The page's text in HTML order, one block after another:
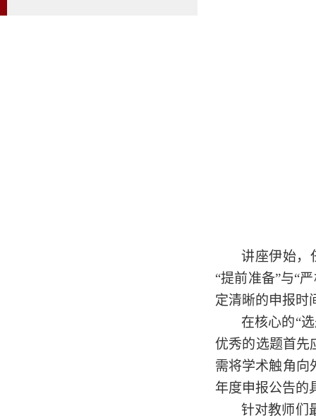
讲座伊始，
“提前准备”与“
定清晰的申报时
在核心的“
优秀的选题首先
需将学术触角向
年度申报公告的
针对教师们